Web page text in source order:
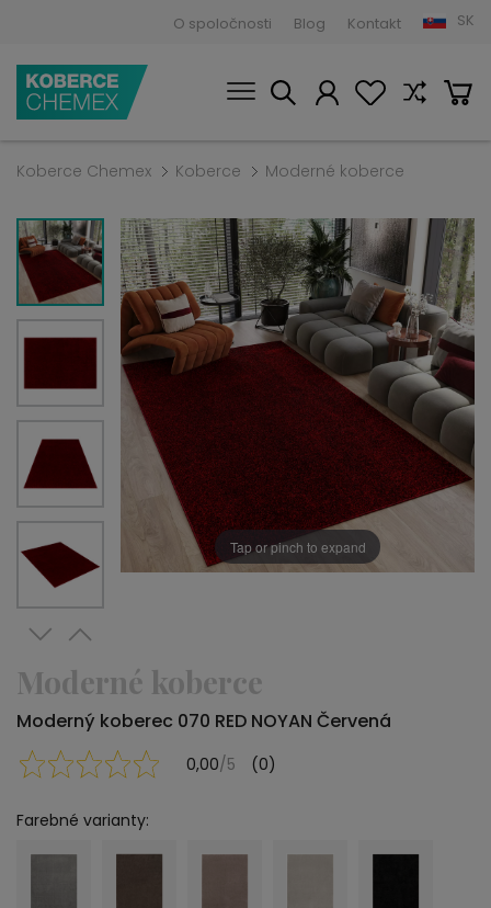
O spoločnosti Blog Kontakt SK
Koberce Chemex Koberce Moderné koberce
Tap or pinch to expand
Moderné koberce
Moderný koberec 070 RED NOYAN Červená
0,00/5 (0)
Farebné varianty: